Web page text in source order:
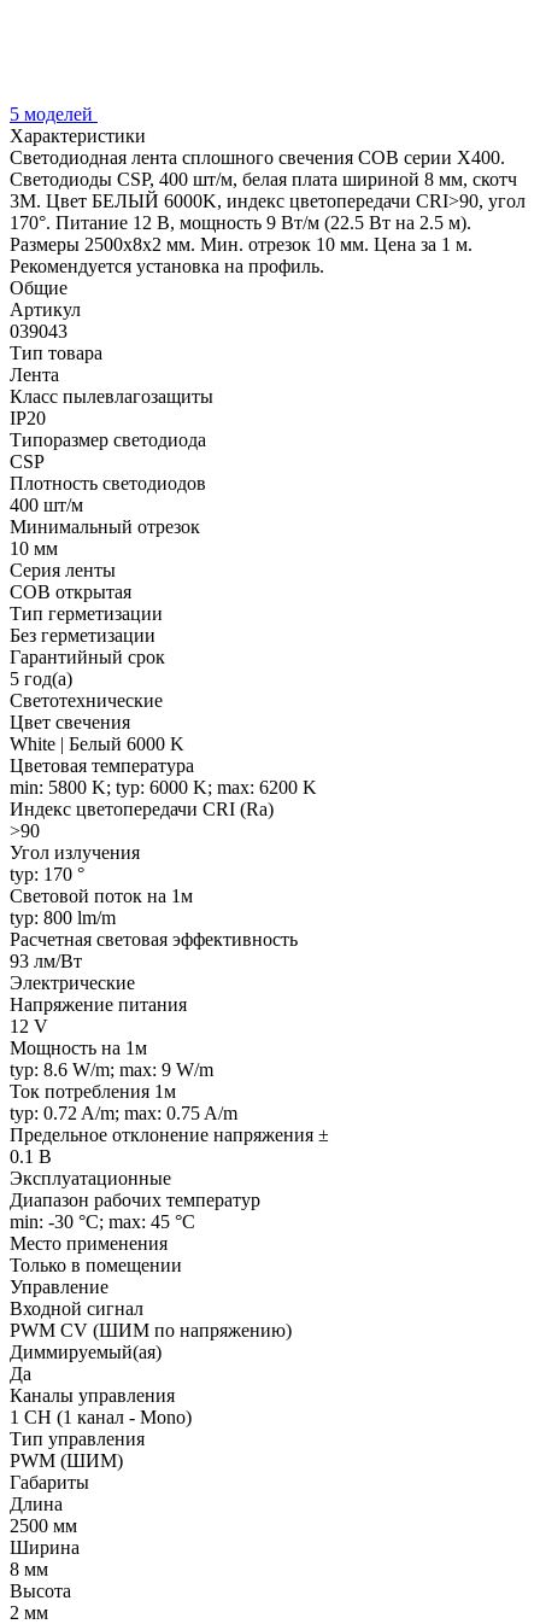
5 моделей
Характеристики
Светодиодная лента сплошного свечения COB серии X400.
Светодиоды CSP, 400 шт/м, белая плата шириной 8 мм, скотч
3M. Цвет БЕЛЫЙ 6000K, индекс цветопередачи CRI>90, угол
170°. Питание 12 В, мощность 9 Вт/м (22.5 Вт на 2.5 м).
Размеры 2500х8х2 мм. Мин. отрезок 10 мм. Цена за 1 м.
Рекомендуется установка на профиль.
Общие
Артикул
039043
Тип товара
Лента
Класс пылевлагозащиты
IP20
Типоразмер светодиода
CSP
Плотность светодиодов
400 шт/м
Минимальный отрезок
10 мм
Серия ленты
COB открытая
Тип герметизации
Без герметизации
Гарантийный срок
5 год(а)
Светотехнические
Цвет свечения
White | Белый 6000 K
Цветовая температура
min: 5800 K; typ: 6000 K; max: 6200 K
Индекс цветопередачи CRI (Ra)
>90
Угол излучения
typ: 170 °
Световой поток на 1м
typ: 800 lm/m
Расчетная световая эффективность
93 лм/Вт
Электрические
Напряжение питания
12 V
Мощность на 1м
typ: 8.6 W/m; max: 9 W/m
Ток потребления 1м
typ: 0.72 A/m; max: 0.75 A/m
Предельное отклонение напряжения ±
0.1 В
Эксплуатационные
Диапазон рабочих температур
min: -30 °C; max: 45 °C
Место применения
Только в помещении
Управление
Входной сигнал
PWM СV (ШИМ по напряжению)
Диммируемый(ая)
Да
Каналы управления
1 CH (1 канал - Mono)
Тип управления
PWM (ШИМ)
Габариты
Длина
2500 мм
Ширина
8 мм
Высота
2 мм